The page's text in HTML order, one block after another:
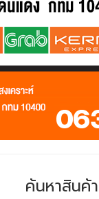
ค้นหาสินค้า